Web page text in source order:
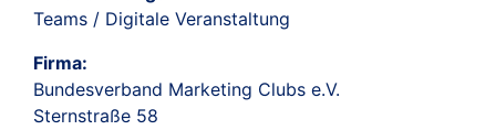
Teams / Digitale Veranstaltung
Firma:
Bundesverband Marketing Clubs e.V.
Sternstraße 58